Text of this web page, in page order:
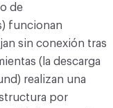
de
funcionan
sin conexión tras
(la descarga
realizan una
por